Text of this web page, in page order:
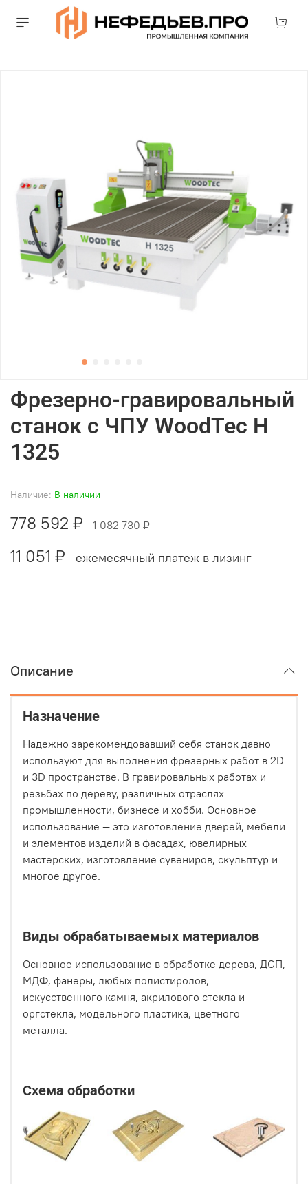
Наличие: В наличии
Фрезерно-гравировальный
станок с ЧПУ WoodTec H
1325
778 592 ₽ 1 082 730 ₽
11 051 ₽ ежемесячный платеж в лизинг
Описание
Назначение
Надежно зарекомендовавший себя станок давно
используют для выполнения фрезерных работ в 2D
и 3D пространстве. В гравировальных работах и
резьбах по дереву, различных отраслях
промышленности, бизнесе и хобби. Основное
использование — это изготовление дверей, мебели
и элементов изделий в фасадах, ювелирных
мастерских, изготовление сувениров, скульптур и
многое другое.
Виды обрабатываемых материалов
Основное использование в обработке дерева, ДСП,
МДФ, фанеры, любых полистиролов,
искусственного камня, акрилового стекла и
оргстекла, модельного пластика, цветного
металла.
Схема обработки